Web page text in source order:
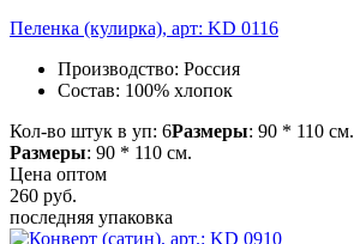
Пеленка (кулирка), арт: KD 0116
Производство: Россия
Состав: 100% хлопок
Кол-во штук в уп: 6Размеры: 90 * 110 см.
Размеры: 90 * 110 см.
Цена оптом
260 руб.
последняя упаковка